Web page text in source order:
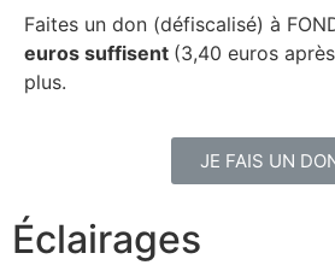
Faites un don (défiscalisé) à
euros suffisent (3,40 euros
plus.
JE FAIS UN
Éclairages